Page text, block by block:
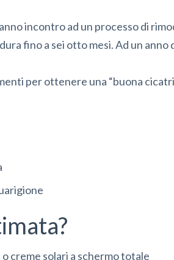
incontro ad un processo di
fino a sei otto mesi. Ad un anno
per ottenere una “buona
creme solari a schermo totale